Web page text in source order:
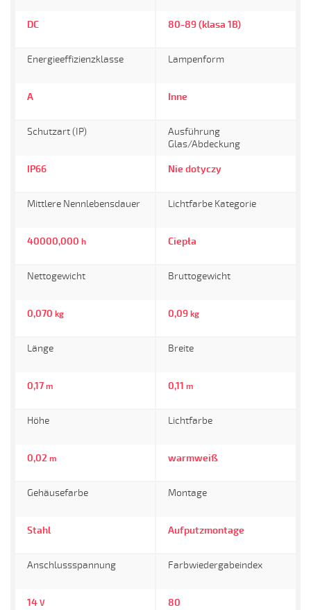
DC 80-89 (klasa 1B)
Energieeffizienzklasse
A
Lampenform
Inne
Schutzart (IP)
IP66
Ausführung
Glas/Abdeckung
Nie dotyczy
Mittlere Nennlebensdauer
40000,000 h
Lichtfarbe Kategorie
Ciepła
Nettogewicht
0,070 kg
Bruttogewicht
0,09 kg
Länge
0,17 m
Breite
0,11 m
Höhe
0,02 m
Lichtfarbe
warmweiß
Gehäusefarbe
Stahl
Montage
Aufputzmontage
Anschlussspannung
14 V
Farbwiedergabeindex
80